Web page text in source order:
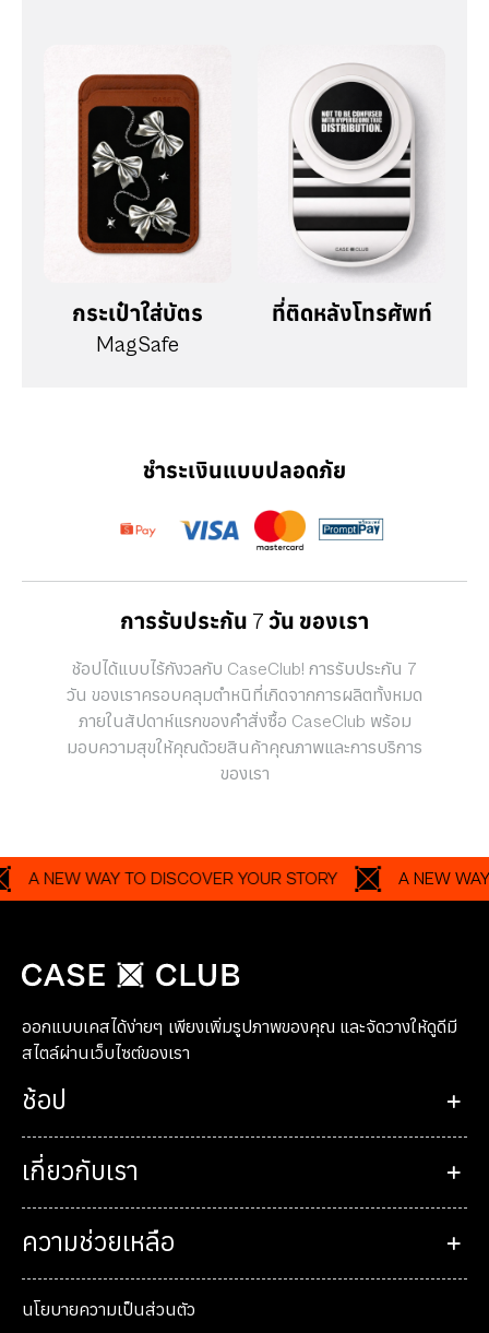
กระเป๋าใส่บัตร
MagSafe
ที่ติดหลังโทรศัพท์
ชำระเงินแบบปลอดภัย
การรับประกัน 7 วัน ของเรา
ช้อปได้แบบไร้กังวลกับ CaseClub! การรับประกัน 7
วัน ของเราครอบคลุมตำหนิที่เกิดจากการผลิตทั้งหมด
ภายในสัปดาห์แรกของคำสั่งซื้อ CaseClub พร้อม
มอบความสุขให้คุณด้วยสินค้าคุณภาพและการบริการ
ของเรา
WAY TO DISCOVER YOUR STORY A NEW WAY TO
ออกแบบเคสได้ง่ายๆ เพียงเพิ่มรูปภาพของคุณ และจัดวางให้ดูดีมี
สไตล์ผ่านเว็บไซต์ของเรา
ช้อป
เกี่ยวกับเรา
ความช่วยเหลือ
นโยบายความเป็นส่วนตัว